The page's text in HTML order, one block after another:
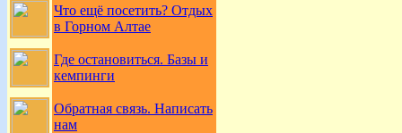
Что ещё посетить? Отдых
в Горном Алтае
Где остановиться. Базы и
кемпинги
Обратная связь. Написать
нам